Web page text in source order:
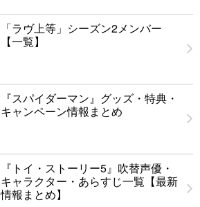
「ラヴ上等」シーズン2メンバー
【一覧】
『スパイダーマン』グッズ・特典・
キャンペーン情報まとめ
『トイ・ストーリー5』吹替声優・
キャラクター・あらすじ一覧【最新
情報まとめ】